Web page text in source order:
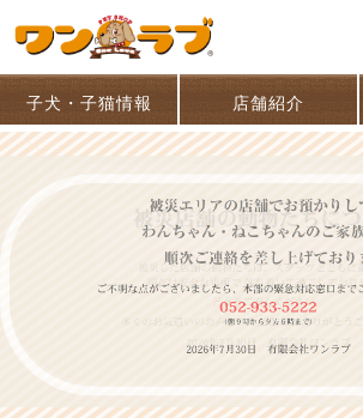
子犬・子猫情報 店舗紹介